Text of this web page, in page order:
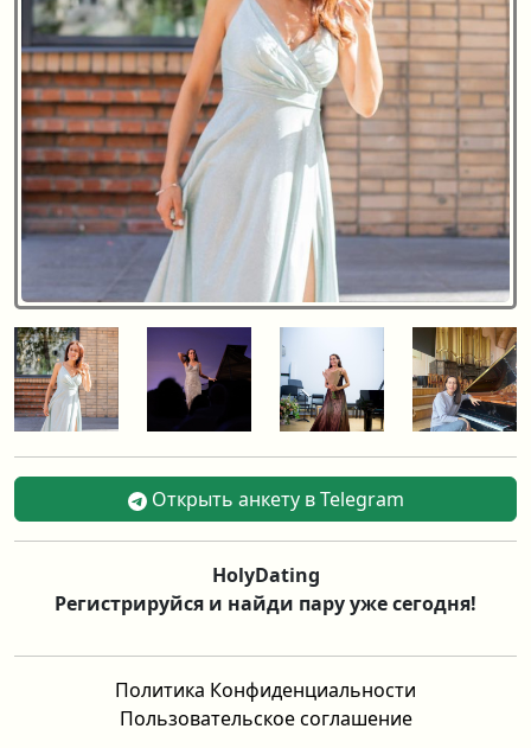
Открыть анкету в Telegram
Политика Конфиденциальности
Пользовательское соглашение
HolyDating
Регистрируйся и найди пару уже сегодня!